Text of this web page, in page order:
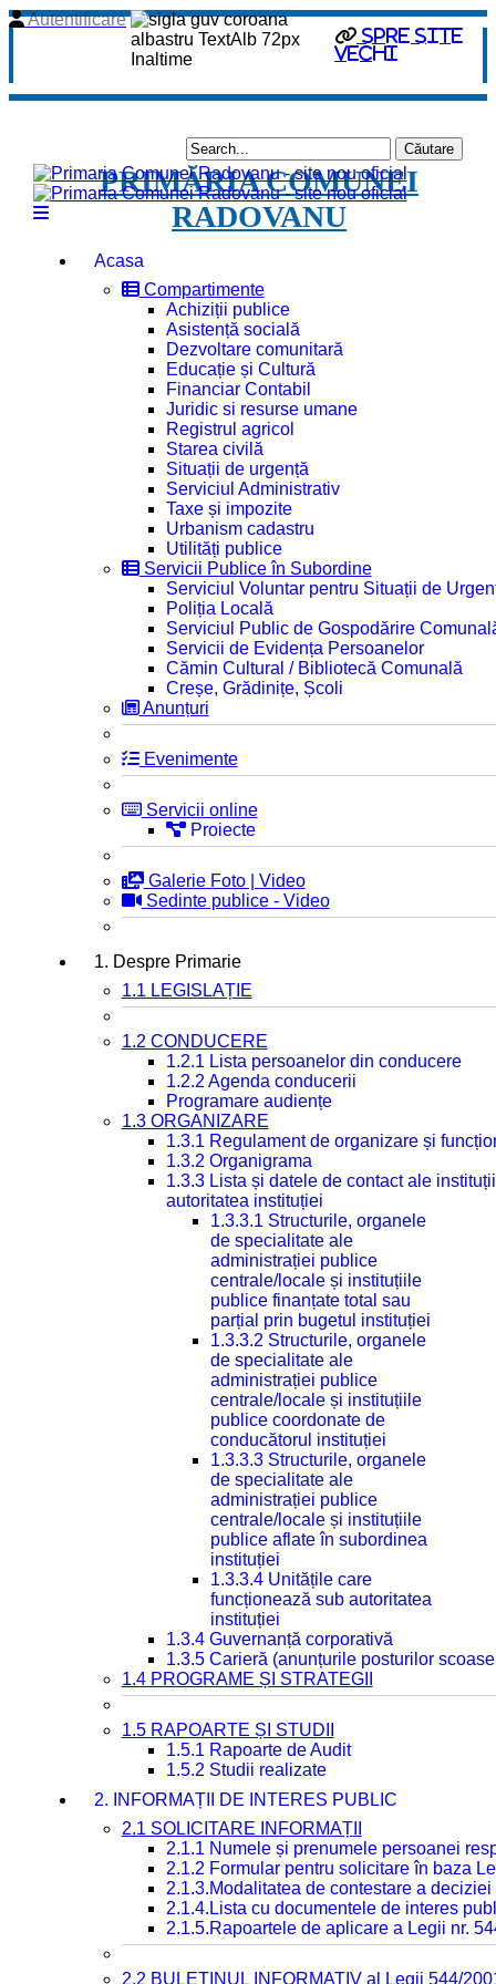
Spre site
vechi
Autentificare
PRIMĂRIA COMUNEI
RADOVANU
Acasa
Compartimente
Achiziții publice
Asistență socială
Dezvoltare comunitară
Educație și Cultură
Financiar Contabil
Juridic si resurse umane
Registrul agricol
Starea civilă
Situații de urgență
Serviciul Administrativ
Taxe și impozite
Urbanism cadastru
Utilități publice
Servicii Publice în Subordine
Serviciul Voluntar pentru Situații de
Poliția Locală
Serviciul Public de Gospodărire
Servicii de Evidența Persoanelor
Cămin Cultural / Bibliotecă Comunală
Creșe, Grădinițe, Școli
Anunțuri
Evenimente
Servicii online
Proiecte
Galerie Foto | Video
Sedinte publice - Video
1. Despre Primarie
1.1 LEGISLAȚIE
1.2 CONDUCERE
1.2.1 Lista persoanelor din conducere
1.2.2 Agenda conducerii
Programare audiențe
1.3 ORGANIZARE
1.3.1 Regulament de organizare și
1.3.2 Organigrama
1.3.3 Lista și datele de contact ale
autoritatea instituției
1.3.3.1 Structurile, organele
de specialitate ale
administrației publice
centrale/locale și instituțiile
publice finanțate total sau
parțial prin bugetul instituției
1.3.3.2 Structurile, organele
de specialitate ale
administrației publice
centrale/locale și instituțiile
publice coordonate de
conducătorul instituției
1.3.3.3 Structurile, organele
de specialitate ale
administrației publice
centrale/locale și instituțiile
publice aflate în subordinea
instituției
1.3.3.4 Unitățile care
funcționează sub autoritatea
instituției
1.3.4 Guvernanță corporativă
1.3.5 Carieră (anunțurile posturilor
1.4 PROGRAME ȘI STRATEGII
1.5 RAPOARTE ȘI STUDII
1.5.1 Rapoarte de Audit
1.5.2 Studii realizate
2. INFORMAȚII DE INTERES PUBLIC
2.1 SOLICITARE INFORMAȚII
2.1.1 Numele și prenumele persoanei
2.1.2 Formular pentru solicitare în baza
2.1.3.Modalitatea de contestare a
2.1.4.Lista cu documentele de interes
2.1.5.Rapoartele de aplicare a Legii nr.
2.2 BULETINUL INFORMATIV al Legii 544/